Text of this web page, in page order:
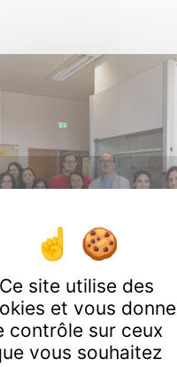
2026
Ce site utilise des
et vous donne
contrôle sur ceux
vous souhaitez